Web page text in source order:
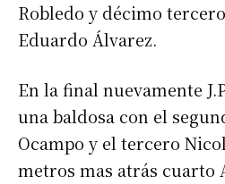
Robledo y décimo
Eduardo Álvarez.
En la final nuevamente
una baldosa con el
Ocampo y el tercero
metros mas atrás cuarto